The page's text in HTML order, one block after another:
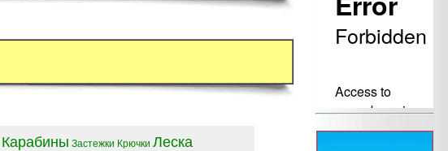
Карабины Застежки Крючки Леска